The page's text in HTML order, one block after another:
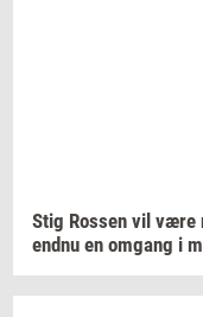
Stig Ros­sen vil være
endnu en om­gang i